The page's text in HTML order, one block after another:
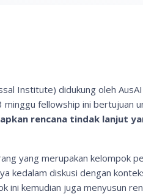
Institute) didukung oleh
fellowship ini bertujuan
rencana tindak lanjut
yang merupakan kelompok
kedalam diskusi dengan
kemudian juga menyusun